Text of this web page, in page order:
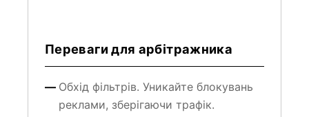
Переваги для арбітражника
Обхід фільтрів. Уникайте блокувань
реклами, зберігаючи трафік.